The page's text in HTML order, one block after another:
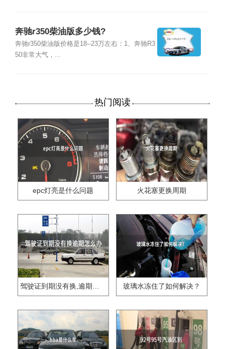
奔驰r350柴油版多少钱?
奔驰r350柴油版价格是18--23万左右：1、奔驰R3
50非常大气，...
热门阅读
epc灯亮是什么问题 火花塞更换周期
驾驶证到期没有换,逾期怎么办?? 玻璃水冻住了如何解决？